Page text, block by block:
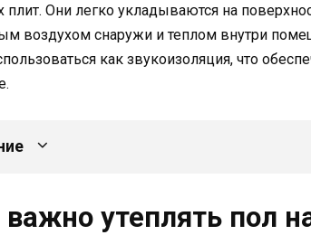
плит. Они легко укладываются на
воздухом снаружи и теплом внутри
как звукоизоляция, что
утеплять пол